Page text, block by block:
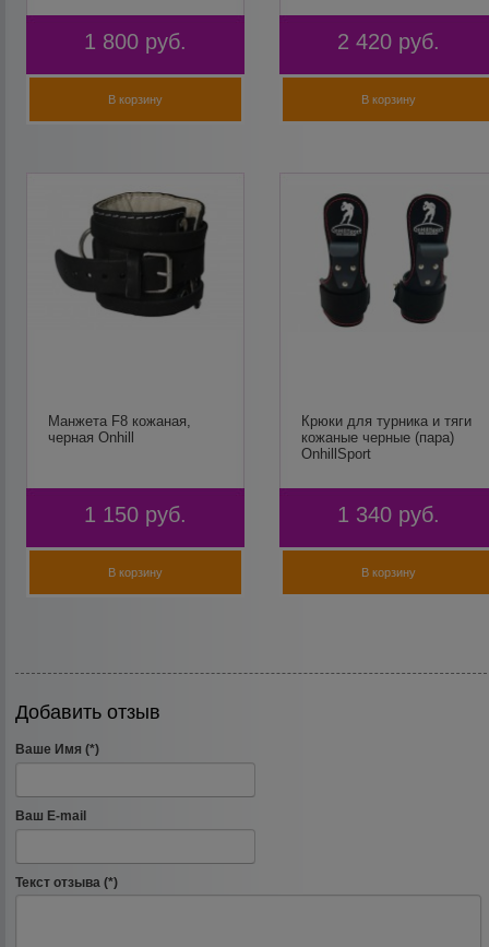
1 800 руб.
В корзину
2 420 руб.
В корзину
Манжета F8 кожаная,
черная Onhill
1 150 руб.
В корзину
Крюки для турника и тяги
кожаные черные (пара)
OnhillSport
1 340 руб.
В корзину
Добавить отзыв
Ваше Имя (*)
Ваш E-mail
Текст отзыва (*)